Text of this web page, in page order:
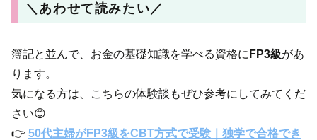
＼あわせて読みたい／
簿記と並んで、お金の基礎知識を学べる資格に FP3級があ
ります。
気になる方は、こちらの体験談もぜひ参考にしてみてくだ
さい😊
👉 50代主婦がFP3級をCBT方式で受験｜独学で合格でき